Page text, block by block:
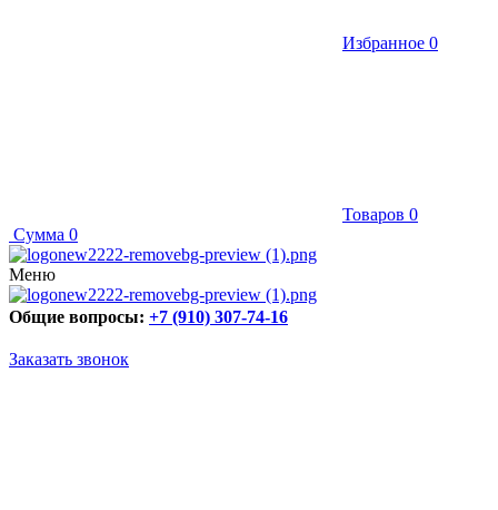
Избранное 0
Товаров 0
Сумма 0
Меню
Общие вопросы: +7 (910) 307-74-16
Заказать звонок